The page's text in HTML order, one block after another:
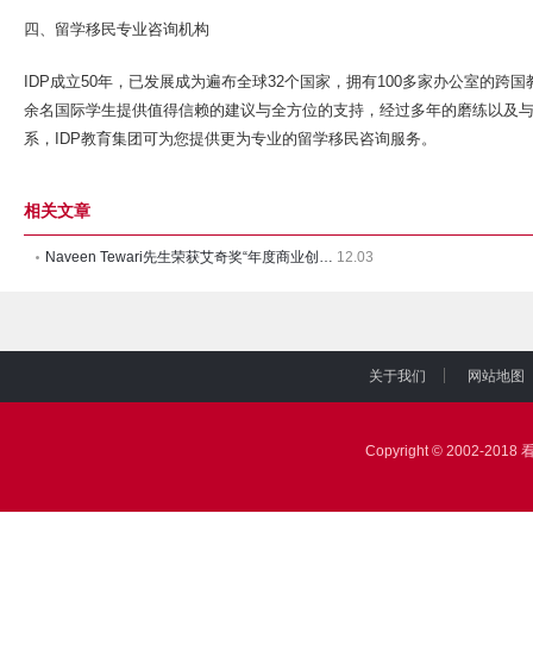
四、留学移民专业咨询机构
IDP成立50年，已发展成为遍布全球32个国家，拥有100多家办公室的跨
余名国际学生提供值得信赖的建议与全方位的支持，经过多年的磨练以及
系，IDP教育集团可为您提供更为专业的留学移民咨询服务。
相关文章
Naveen Tewari先生荣获艾奇奖“年度商业创新领袖人 12.03
关于我们
网站地图
Copyright © 2002-2018